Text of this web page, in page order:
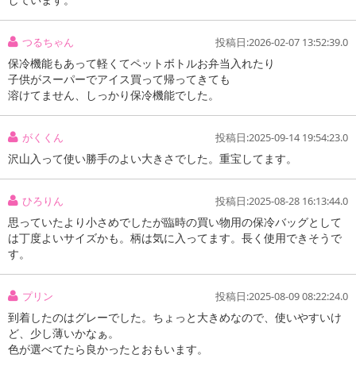
つるちゃん 投稿日:2026-02-07 13:52:39.0
保冷機能もあって軽くてペットボトルお弁当入れたり
子供がスーパーでアイス買って帰ってきても
溶けてません、しっかり保冷機能でした。
がくくん 投稿日:2025-09-14 19:54:23.0
沢山入って使い勝手のよい大きさでした。重宝してます。
ひろりん 投稿日:2025-08-28 16:13:44.0
思っていたより小さめでしたが臨時の買い物用の保冷バッグとして
は丁度よいサイズかも。柄は気に入ってます。長く使用できそうで
す。
プリン 投稿日:2025-08-09 08:22:24.0
到着したのはグレーでした。ちょっと大きめなので、使いやすいけ
ど、少し薄いかなぁ。
色が選べてたら良かったとおもいます。